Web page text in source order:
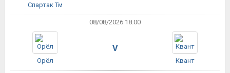
Спартак Тм
08/08/2026 18:00
Орёл
V
Квант